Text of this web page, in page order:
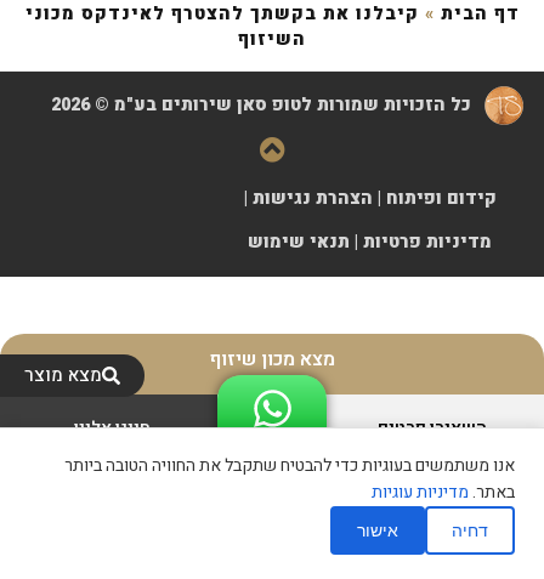
דף הבית » קיבלנו את בקשתך להצטרף לאינדקס מכוני
השיזוף
כל הזכויות שמורות לטופ סאן שירותים בע"מ © 2026
קידום ופיתוח | הצהרת נגישות |
מדיניות פרטיות| תנאי שימוש
מצא מכון שיזוף
השאירו פרטים חייגו אלינו
מצא מוצר
אנו משתמשים בעוגיות כדי להבטיח שתקבל את החוויה הטובה ביותר
באתר.מדיניות עוגיות
דחיה אישור